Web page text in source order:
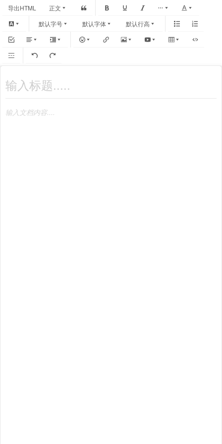
导出HTML
正文
默认字号
默认字体 默认行高
输入文档内容....